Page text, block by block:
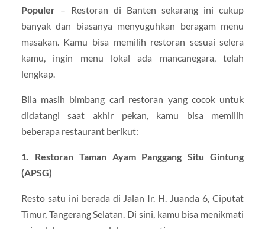
Populer– Restoran di Banten sekarang ini cukup
banyak dan biasanya menyuguhkan beragam menu
masakan. Kamu bisa memilih restoran sesuai selera
kamu, ingin menu lokal ada mancanegara, telah
lengkap.
Bila masih bimbang cari restoran yang cocok untuk
didatangi saat akhir pekan, kamu bisa memilih
beberapa restaurant berikut:
1. Restoran Taman Ayam Panggang Situ Gintung
(APSG)
Resto satu ini berada di Jalan Ir. H. Juanda 6, Ciputat
Timur, Tangerang Selatan. Di sini, kamu bisa menikmati